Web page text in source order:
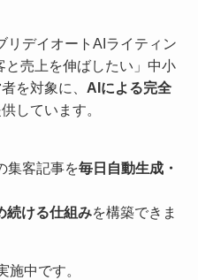
リデイオートAIライティン
売上を伸ばしたい」中小
を対象に、 AIによる完全
しています。
集客記事を毎日自動生成・
続ける仕組みを構築できま
中です。